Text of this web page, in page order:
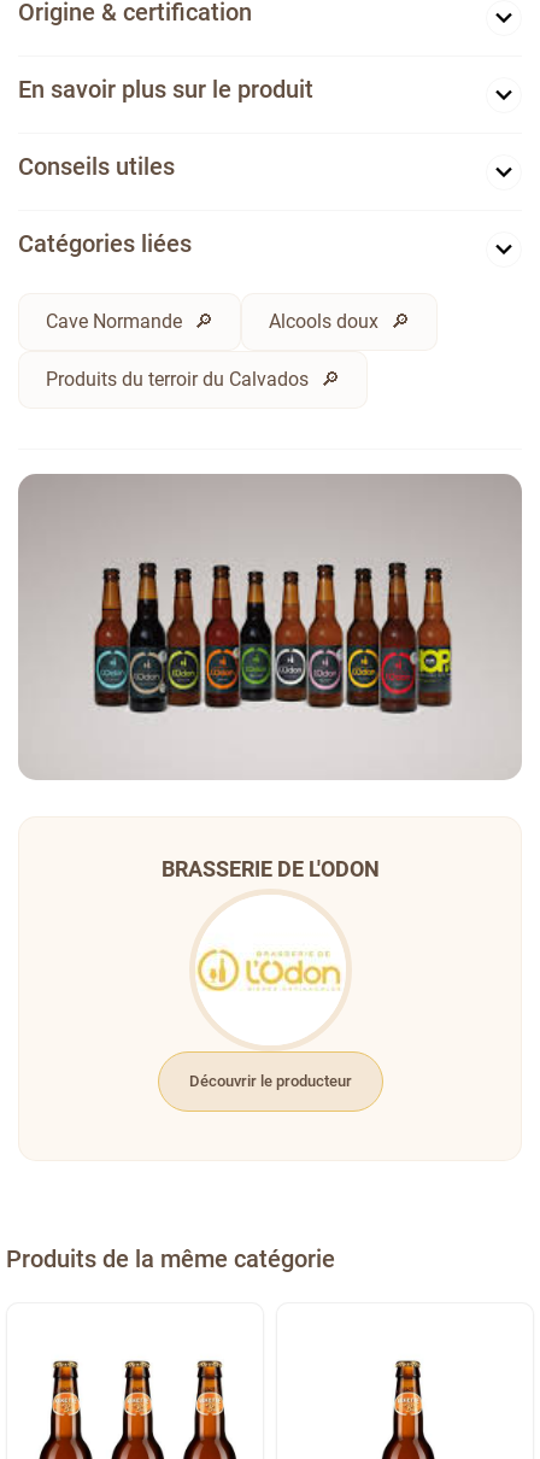
Origine & certification
En savoir plus sur le produit
Conseils utiles
Catégories liées
Cave Normande Alcools doux
Produits du terroir du Calvados
BRASSERIE DE L'ODON
Découvrir le producteur
Produits de la même catégorie